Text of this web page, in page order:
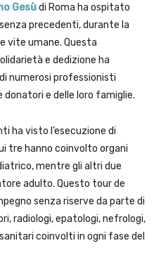
Gesùdi Roma ha ospitato
precedenti, durante la
vite umane. Questa
e dedizione ha
numerosi professionisti
donatori e delle loro famiglie.
ha visto l’esecuzione di
tre hanno coinvolto organi
mentre gli altri due
adulto. Questo tour de
senza riserve da parte di
radiologi, epatologi, nefrologi,
coinvolti in ogni fase del